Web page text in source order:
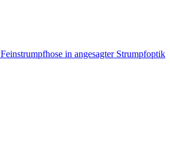
Feinstrumpfhose in angesagter Strumpfoptik